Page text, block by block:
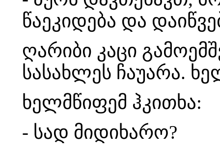
წაეკიდება და
ღარიბი კაცი
სასახლეს ჩაუარა.
ხელმწიფემ ჰკითხა:
- სად მიდიხარო?